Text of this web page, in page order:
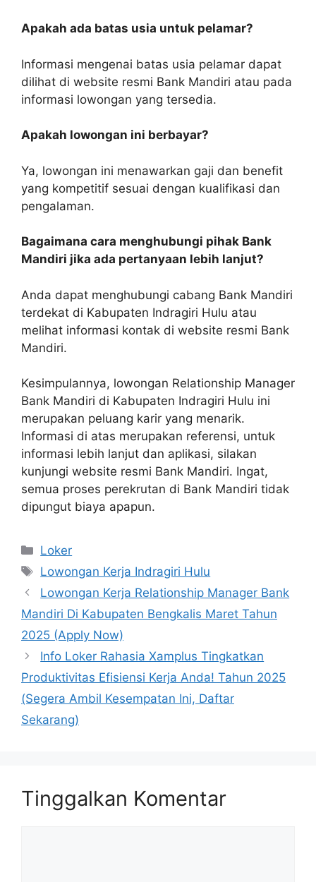
Apakah ada batas usia untuk pelamar?
Informasi mengenai batas usia pelamar dapat
dilihat di website resmi Bank Mandiri atau pada
informasi lowongan yang tersedia.
Apakah lowongan ini berbayar?
Ya, lowongan ini menawarkan gaji dan benefit
yang kompetitif sesuai dengan kualifikasi dan
pengalaman.
Bagaimana cara menghubungi pihak Bank
Mandiri jika ada pertanyaan lebih lanjut?
Anda dapat menghubungi cabang Bank Mandiri
terdekat di Kabupaten Indragiri Hulu atau
melihat informasi kontak di website resmi Bank
Mandiri.
Kesimpulannya, lowongan Relationship Manager
Bank Mandiri di Kabupaten Indragiri Hulu ini
merupakan peluang karir yang menarik.
Informasi di atas merupakan referensi, untuk
informasi lebih lanjut dan aplikasi, silakan
kunjungi website resmi Bank Mandiri. Ingat,
semua proses perekrutan di Bank Mandiri tidak
dipungut biaya apapun.
Kategori
Loker
Tag
Lowongan Kerja Indragiri Hulu
Lowongan Kerja Relationship Manager Bank
Mandiri Di Kabupaten Bengkalis Maret Tahun
2025 (Apply Now)
Info Loker Rahasia Xamplus Tingkatkan
Produktivitas Efisiensi Kerja Anda! Tahun 2025
(Segera Ambil Kesempatan Ini, Daftar
Sekarang)
Tinggalkan Komentar